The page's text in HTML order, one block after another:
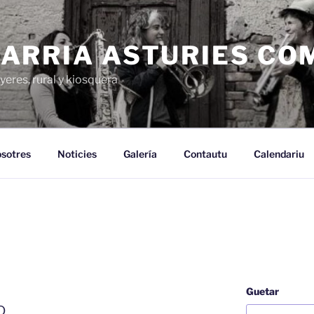
ASTURIES
rural y kiosquera
Noticies Galería Contautu Calendariu
Guetar